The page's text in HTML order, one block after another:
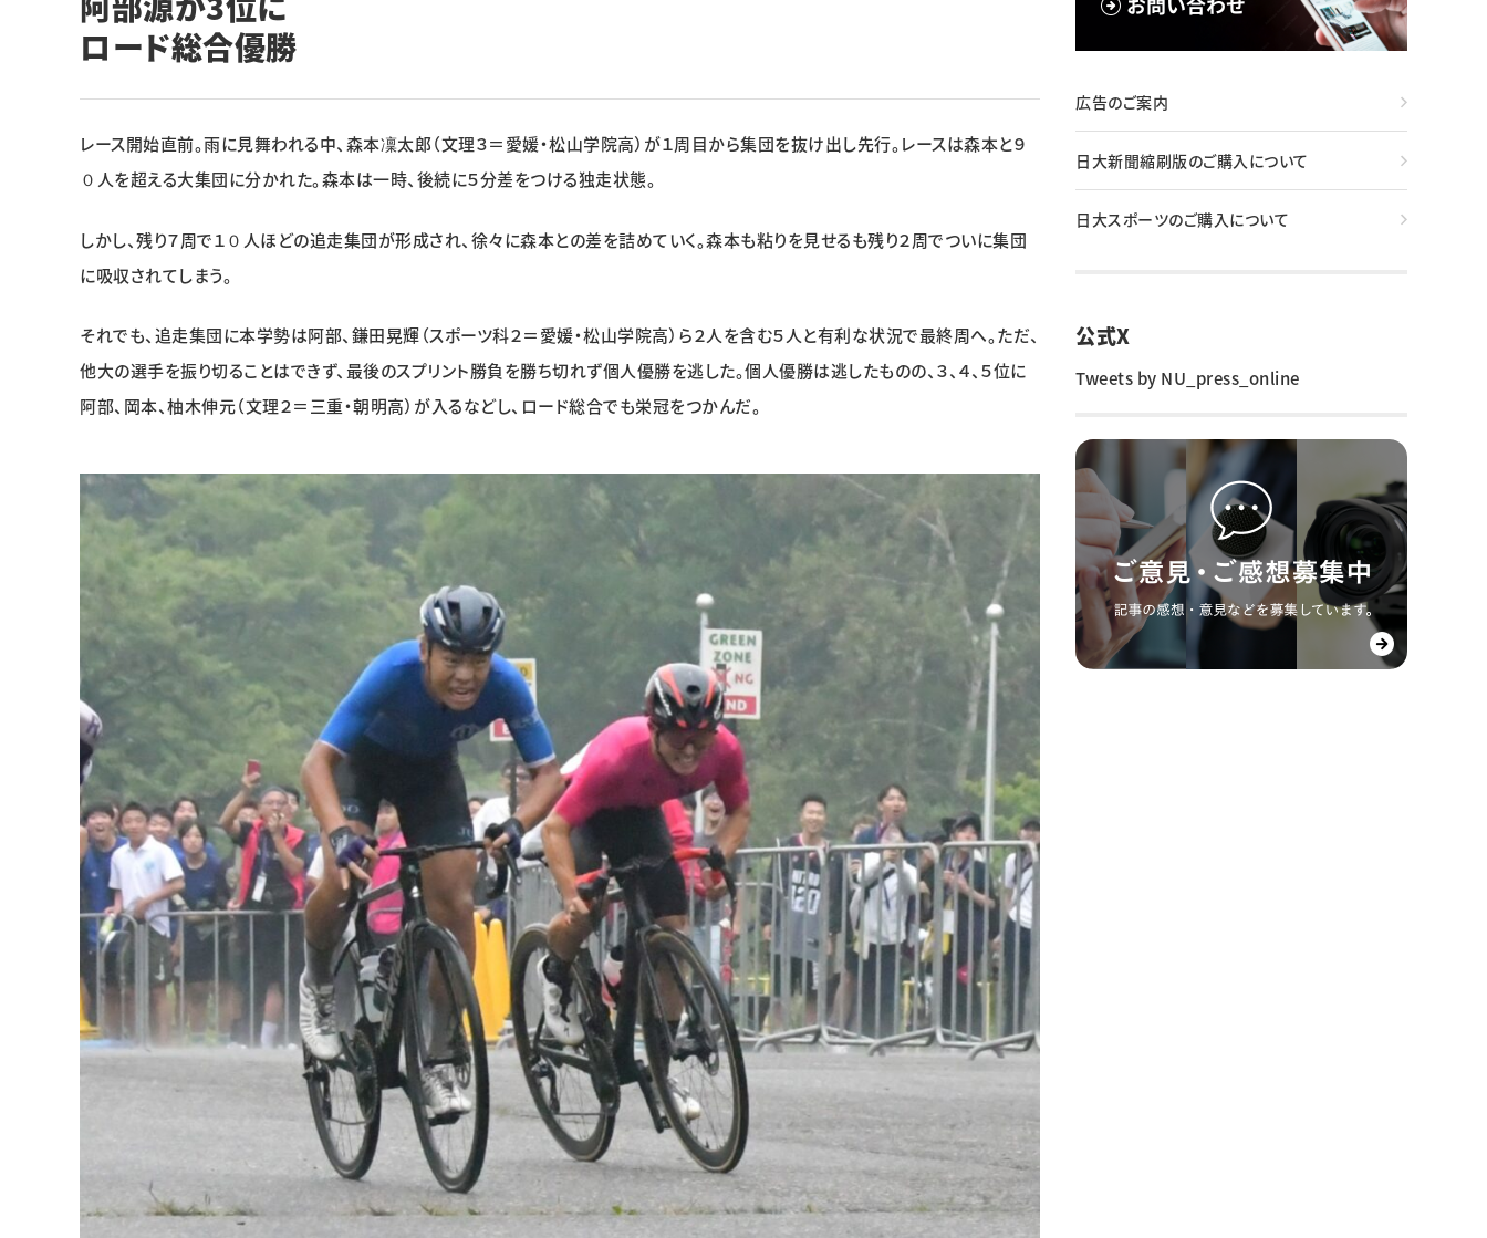
ロード総合優勝
レース開始直前。雨に見舞われる中、森本凜太郎（文理３＝愛媛・松山学院高）が１周目から集団を抜け出し先行。レースは森本と９
０人を超える大集団に分かれた。森本は一時、後続に５分差をつける独走状態。
しかし、残り７周で１０人ほどの追走集団が形成され、徐々に森本との差を詰めていく。森本も粘りを見せるも残り２周でついに集団
に吸収されてしまう。
それでも、追走集団に本学勢は阿部、鎌田晃輝（スポーツ科２＝愛媛・松山学院高）ら２人を含む５人と有利な状況で最終周へ。ただ、
他大の選手を振り切ることはできず、最後のスプリント勝負を勝ち切れず個人優勝を逃した。個人優勝は逃したものの、３、４、５位に
阿部、岡本、柚木伸元（文理２＝三重・朝明高）が入るなどし、ロード総合でも栄冠をつかんだ。
広告のご案内
日大新聞縮刷版のご購入について
日大スポーツのご購入について
公式X
Tweets by NU_press_online